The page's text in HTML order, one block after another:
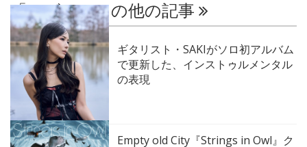
「レビュー」の他の記事
ギタリスト・SAKIがソロ初アルバム
で更新した、インストゥルメンタル
の表現
Empty old City『Strings in Owl』ク